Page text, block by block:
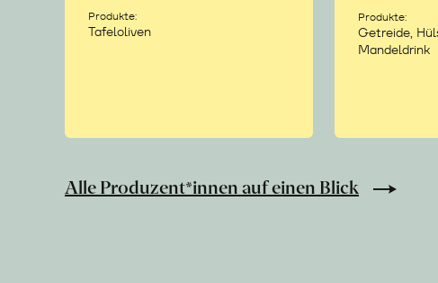
Produkte:
Tafeloliven
Produkte:
Getreide,
Mandeldrink
Alle Produzent*innen auf einen Blick